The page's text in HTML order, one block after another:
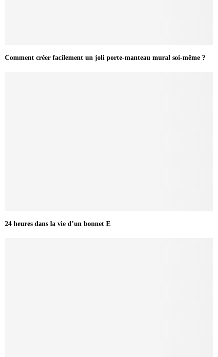
Comment créer facilement un joli porte-manteau mural soi-même ?
24 heures dans la vie d’un bonnet E